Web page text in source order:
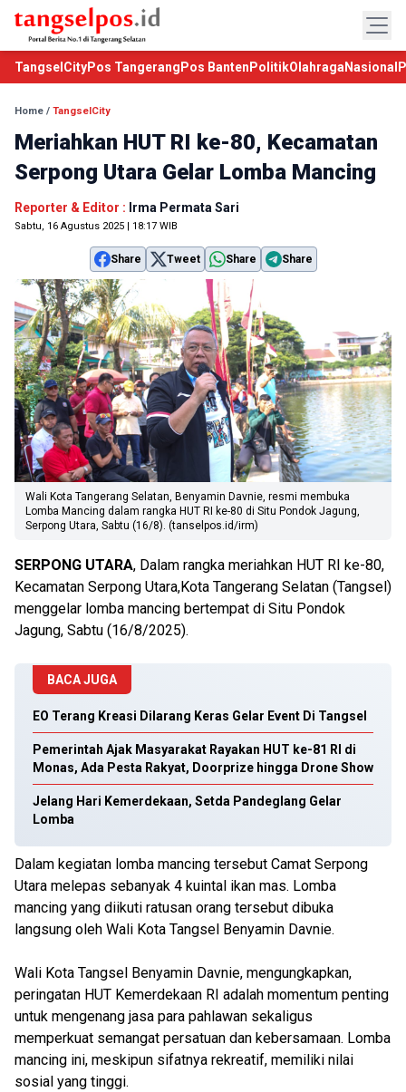
TangselCityPos Tangerang Pos Banten PolitikOlahraga Nasional
Home / TangselCity
Meriahkan HUT RI ke-80, Kecamatan
Serpong Utara Gelar Lomba Mancing
Reporter & Editor : Irma Permata Sari
Sabtu, 16 Agustus 2025 | 18:17 WIB
Share Tweet Share Share
Wali Kota Tangerang Selatan, Benyamin Davnie, resmi membuka
Lomba Mancing dalam rangka HUT RI ke-80 di Situ Pondok Jagung,
Serpong Utara, Sabtu (16/8). (tanselpos.id/irm)
SERPONG UTARA, Dalam rangka meriahkan HUT RI ke-80,
Kecamatan Serpong Utara,Kota Tangerang Selatan (Tangsel)
menggelar lomba mancing bertempat di Situ Pondok
Jagung, Sabtu (16/8/2025).
BACA JUGA
EO Terang Kreasi Dilarang Keras Gelar Event Di Tangsel
Pemerintah Ajak Masyarakat Rayakan HUT ke-81 RI di
Monas, Ada Pesta Rakyat, Doorprize hingga Drone Show
Jelang Hari Kemerdekaan, Setda Pandeglang Gelar
Lomba
Dalam kegiatan lomba mancing tersebut Camat Serpong
Utara melepas sebanyak 4 kuintal ikan mas. Lomba
mancing yang diikuti ratusan orang tersebut dibuka
langsung oleh Wali Kota Tangsel Benyamin Davnie.
Wali Kota Tangsel Benyamin Davnie, mengungkapkan,
peringatan HUT Kemerdekaan RI adalah momentum penting
untuk mengenang jasa para pahlawan sekaligus
memperkuat semangat persatuan dan kebersamaan. Lomba
mancing ini, meskipun sifatnya rekreatif, memiliki nilai
sosial yang tinggi.